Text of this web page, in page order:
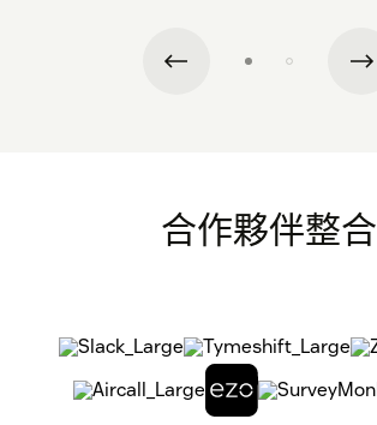
合作夥伴整合